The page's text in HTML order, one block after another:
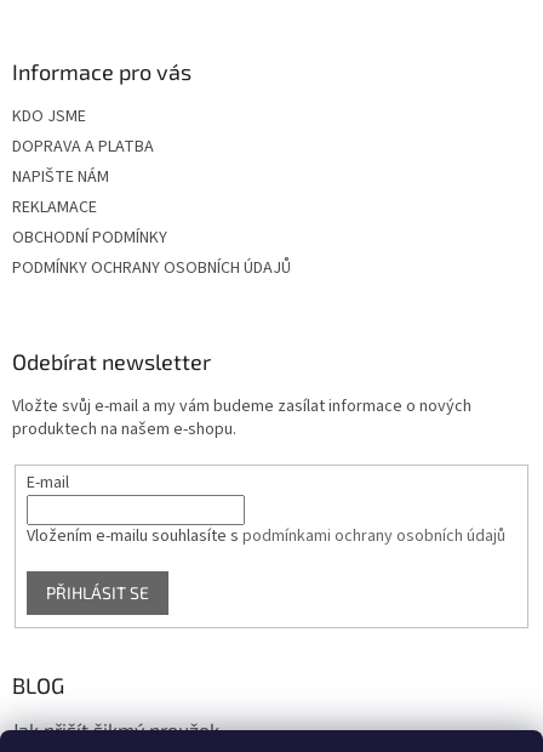
Informace pro vás
KDO JSME
DOPRAVA A PLATBA
NAPIŠTE NÁM
REKLAMACE
OBCHODNÍ PODMÍNKY
PODMÍNKY OCHRANY OSOBNÍCH ÚDAJŮ
Odebírat newsletter
Vložte svůj e-mail a my vám budeme zasílat informace o nových
produktech na našem e-shopu.
E-mail
Vložením e-mailu souhlasíte s podmínkami ochrany osobních údajů
PŘIHLÁSIT SE
BLOG
Jak přišít šikmý proužek